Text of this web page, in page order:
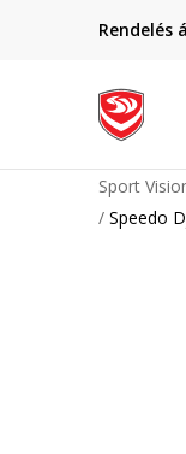
Rendelés
Sport
Speedo